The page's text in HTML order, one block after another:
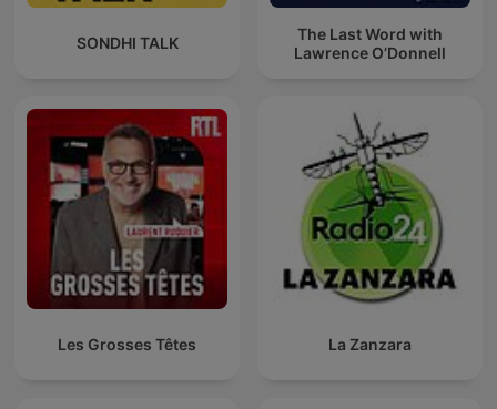
SONDHI TALK
The Last Word with
Lawrence O’Donnell
Les Grosses Têtes La Zanzara